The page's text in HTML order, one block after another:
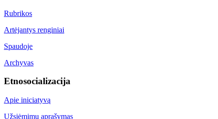
Rubrikos
Artėjantys renginiai
Spaudoje
Archyvas
Etnosocializacija
Apie iniciatyvą
Užsiėmimų aprašymas